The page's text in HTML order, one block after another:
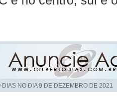
DIAS NO DIA9 DE DEZEMBRO DE 2021